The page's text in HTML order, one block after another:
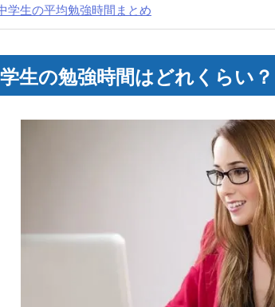
学生の平均勉強時間まとめ
生の勉強時間はどれくらい？